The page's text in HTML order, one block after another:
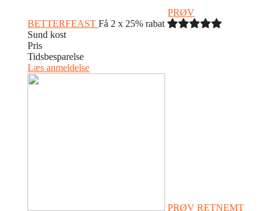
PRØV
BETTERFEASTFå 2 x 25% rabat
Sund kost
Pris
Tidsbesparelse
Læs anmeldelse
PRØV RETNEMT